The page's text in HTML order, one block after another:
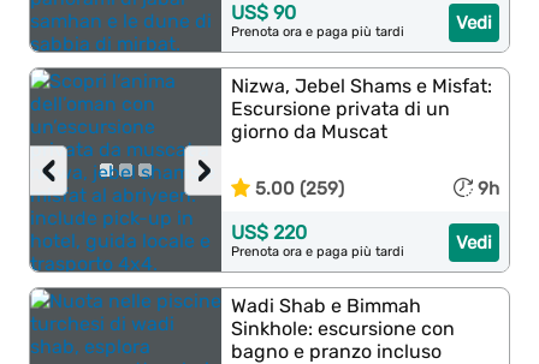
Vedi
US$ 90
Prenota ora e paga più tardi
›
‹
Nizwa, Jebel Shams e Misfat:
Escursione privata di un
giorno da Muscat
5.00 (259) 9h
Vedi
US$ 220
Prenota ora e paga più tardi
Wadi Shab e Bimmah
Sinkhole: escursione con
bagno e pranzo incluso